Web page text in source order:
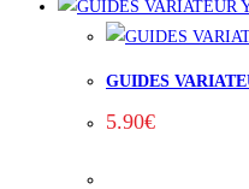
GUIDES
5.90€